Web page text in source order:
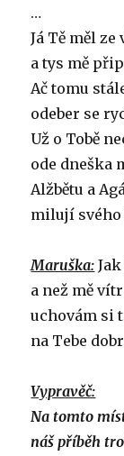
…
Já Tě měl
a tys mě
Ač tomu
odeber se
Už o Tobě
ode dneška
Alžbětu a
milují svého
Maruška:
a než mě
uchovám si
na Tebe
Vypravěč:
Na tomto
náš příběh